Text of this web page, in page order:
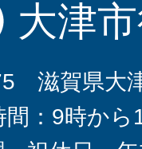
大津
滋賀県大
間：9時から